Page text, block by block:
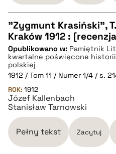
CZYSTY TEKST
pobierz cytat
BIBTEX
pobierz cytat
"Zygmunt Krasiński",
Kraków 1912 :
Opublikowano w: Pamiętnik
kwartalne poświęcone
polskiej
1912 / Tom 11 / Numer 1/4 / s.
ROK: 1912
Józef Kallenbach
Stanisław Tarnowski
Pełny tekst Zacytuj